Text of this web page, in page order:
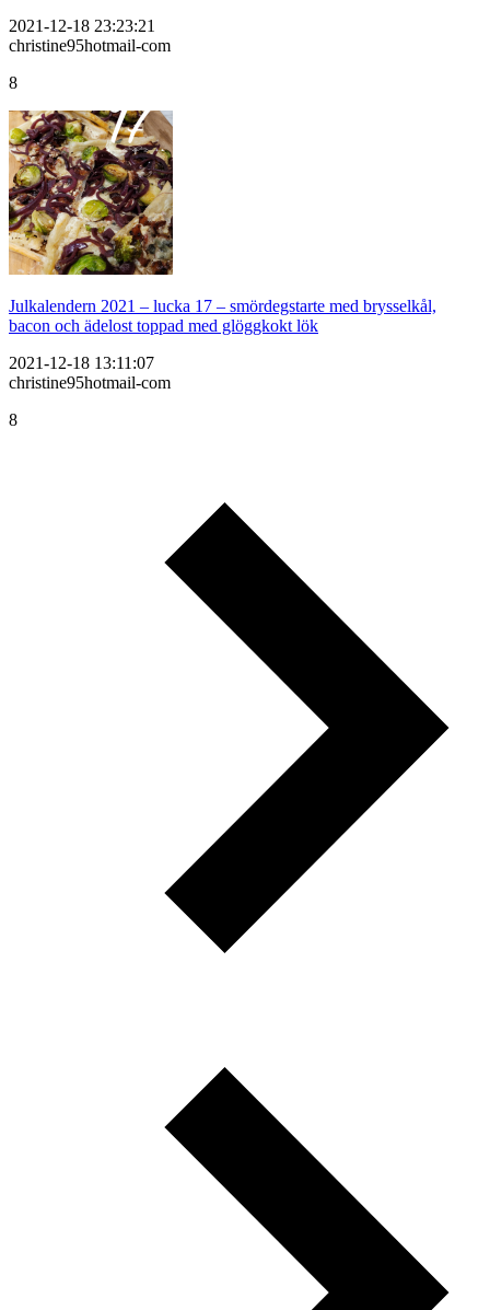
2021-12-18 23:23:21
christine95hotmail-com
8
Julkalendern 2021 – lucka 17 – smördegstarte med brysselkål,
bacon och ädelost toppad med glöggkokt lök
2021-12-18 13:11:07
christine95hotmail-com
8